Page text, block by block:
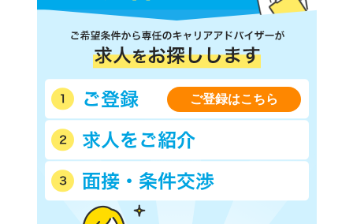
ご登録はこちら